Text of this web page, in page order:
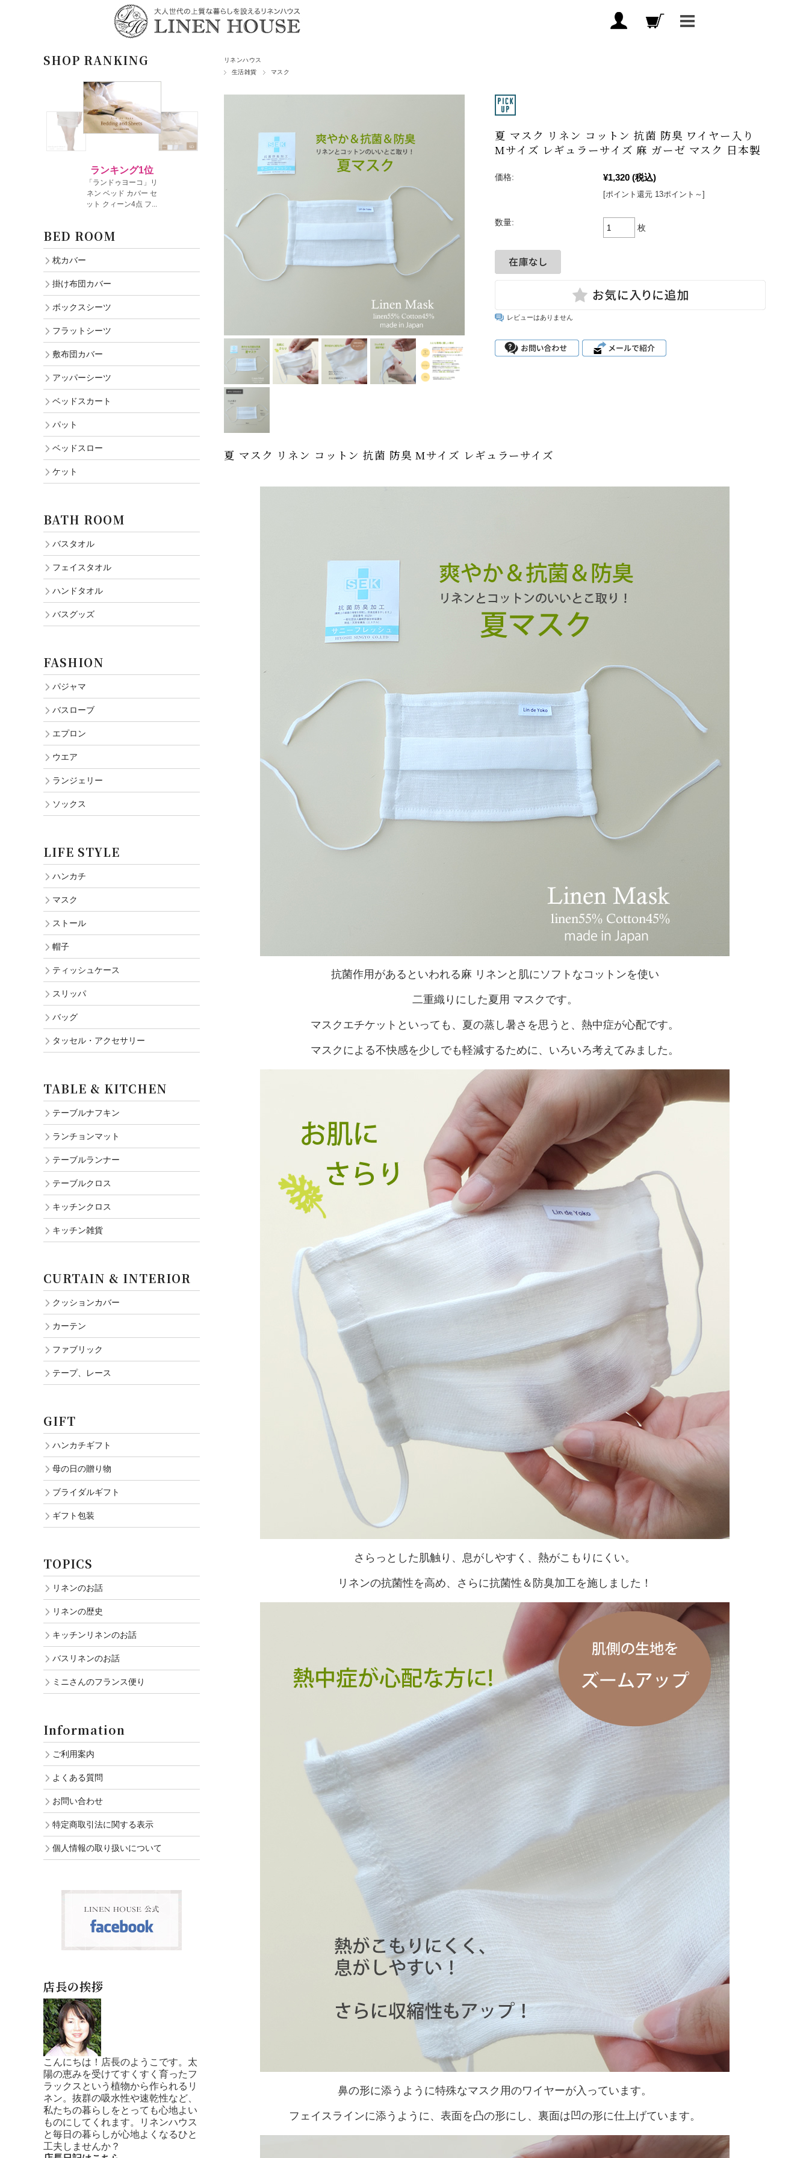
リネンハウス
生活雑貨
マスク
夏 マスク リネン コットン 抗菌 防臭 ワイヤー入り
Mサイズ レギュラーサイズ 麻 ガーゼ マスク 日本製
価格: ¥1,320 (税込)
[ポイント還元 13ポイント～]
数量:
枚
レビューはありません
夏 マスク リネン コットン 抗菌 防臭 Mサイズ レギュラーサイズ
抗菌作用があるといわれる麻 リネンと肌にソフトなコットンを使い
二重織りにした夏用 マスクです。
マスクエチケットといっても、夏の蒸し暑さを思うと、熱中症が心配です。
マスクによる不快感を少しでも軽減するために、いろいろ考えてみました。
さらっとした肌触り、息がしやすく、熱がこもりにくい。
リネンの抗菌性を高め、さらに抗菌性＆防臭加工を施しました！
鼻の形に添うように特殊なマスク用のワイヤーが入っています。
フェイスラインに添うように、表面を凸の形にし、裏面は凹の形に仕上げています。
SHOP RANKING
BED ROOM
枕カバー
掛け布団カバー
ボックスシーツ
フラットシーツ
敷布団カバー
アッパーシーツ
ベッドスカート
パット
ベッドスロー
ケット
BATH ROOM
バスタオル
フェイスタオル
ハンドタオル
バスグッズ
FASHION
パジャマ
バスローブ
エプロン
ウエア
ランジェリー
ソックス
LIFE STYLE
ハンカチ
マスク
ストール
帽子
ティッシュケース
スリッパ
バッグ
タッセル・アクセサリー
TABLE & KITCHEN
テーブルナフキン
ランチョンマット
テーブルランナー
テーブルクロス
キッチンクロス
キッチン雑貨
CURTAIN & INTERIOR
クッションカバー
カーテン
ファブリック
テープ、レース
GIFT
ハンカチギフト
母の日の贈り物
ブライダルギフト
ギフト包装
TOPICS
リネンのお話
リネンの歴史
キッチンリネンのお話
バスリネンのお話
ミニさんのフランス便り
Information
ご利用案内
よくある質問
お問い合わせ
特定商取引法に関する表示
個人情報の取り扱いについて
店長の挨拶
こんにちは！店長のようこです。太
陽の恵みを受けてすくすく育ったフ
ラックスという植物から作られるリ
ネン。抜群の吸水性や速乾性など、
私たちの暮らしをとっても心地よい
ものにしてくれます。リネンハウス
と毎日の暮らしが心地よくなるひと
工夫しませんか？